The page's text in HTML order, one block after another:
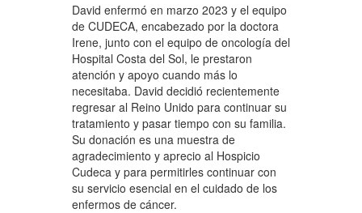
David enfermó en marzo 2023 y el equipo
de CUDECA, encabezado por la doctora
Irene, junto con el equipo de oncología del
Hospital Costa del Sol, le prestaron
atención y apoyo cuando más lo
necesitaba. David decidió recientemente
regresar al Reino Unido para continuar su
tratamiento y pasar tiempo con su familia.
Su donación es una muestra de
agradecimiento y aprecio al Hospicio
Cudeca y para permitirles continuar con
su servicio esencial en el cuidado de los
enfermos de cáncer.